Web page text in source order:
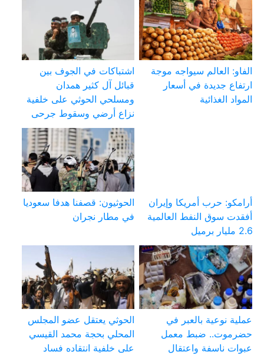
الفاو: العالم سيواجه موجة
ارتفاع جديدة في أسعار
المواد الغذائية
اشتباكات في الجوف بين
قبائل آل كثير همدان
ومسلحي الحوثي على خلفية
نزاع أرضي وسقوط جرحى
أرامكو: حرب أمريكا وإيران
أفقدت سوق النفط العالمية
2.6 مليار برميل
الحوثيون: قصفنا هدفا سعوديا
في مطار نجران
عملية نوعية بالعبر في
حضرموت.. ضبط معمل
عبوات ناسفة واعتقال
الحوثي يعتقل عضو المجلس
المحلي بحجة محمد القيسي
على خلفية انتقاده فساد